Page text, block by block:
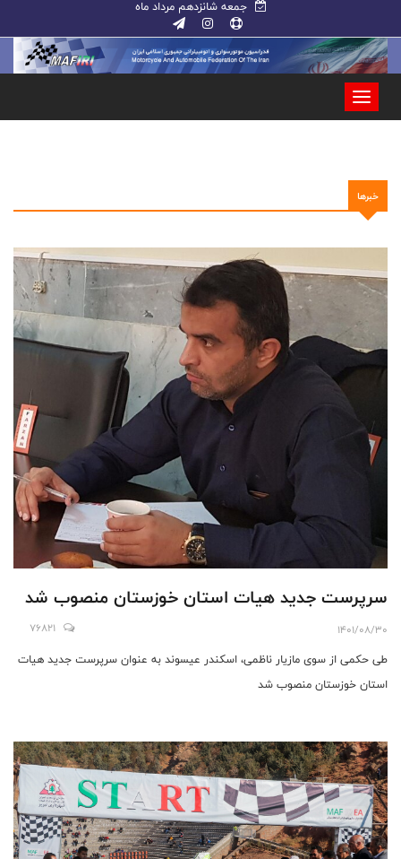
جمعه شانزدهم مرداد ماه
خبرها
سرپرست جدید هیات استان خوزستان منصوب شد
1401/08/30
76821
طی حکمی از سوی مازیار ناظمی، اسکندر عیسوند به عنوان سرپرست جدید هیات
استان خوزستان منصوب شد